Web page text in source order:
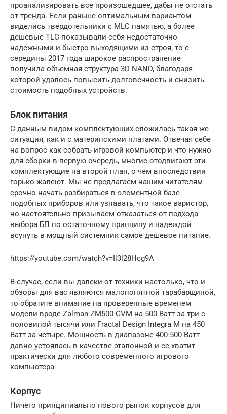
проанализировать все произошедшее, дабы не отстать
от тренда. Если раньше оптимальным вариантом
виделись твердотельники с MLC памятью, а более
дешевые TLC показывали себя недостаточно
надежными и быстро выходящими из строя, то с
середины 2017 года широкое распространение
получила объемная структура 3D NAND, благодаря
которой удалось повысить долговечность и снизить
стоимость подобных устройств.
Блок питания
С данным видом комплектующих сложилась такая же
ситуация, как и с материнскими платами. Отвечая себе
на вопрос как собрать игровой компьютер и что нужно
для сборки в первую очередь, многие отодвигают эти
комплектующие на второй план, о чем впоследствии
горько жалеют. Мы не предлагаем нашим читателям
срочно начать разбираться в элементной базе
подобных приборов или узнавать, что такое варистор,
но настоятельно призываем отказаться от подхода
выбора БП по остаточному принципу и надеждой
всунуть в мощный системник самое дешевое питание.
https://youtube.com/watch?v=Il3l28Hcg9A
В случае, если вы далеки от техники настолько, что и
обзоры для вас являются малопонятной тарабарщиной,
то обратите внимание на проверенные временем
модели вроде Zalman ZM500-GVM на 500 Ватт за три с
половиной тысячи или Fractal Design Integra M на 450
Ватт за четыре. Мощность в диапазоне 400-500 Ватт
давно устоялась в качестве эталонной и ее хватит
практически для любого современного игрового
компьютера
Корпус
Ничего принципиально нового рынок корпусов для